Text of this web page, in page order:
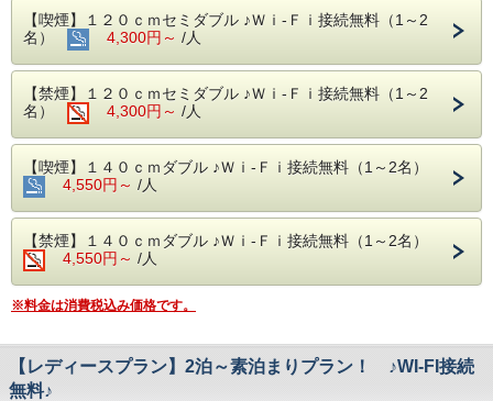
①スキンケア4点セット付き♪
②ヘアアイロンをお部屋に設置♪
①アクセス
JR新小岩駅北口より徒歩1分！東京の出張・研修・観光の拠
②インターネット環境
全室WI-FI接続無料・有線LANケーブルご用意しておりま
す。
※館内に洗剤のご用意はございませんのでご用意をお願い致
します。
※連泊の場合、途中清掃はございませんので予めご了承下さ
い。
（アメニティは宿泊日数×人数分ご用意致します。）
④連泊におススメ☆充実お部屋設備！
す。
バスアメニティ（シャンプー等）にはDHCをご用意。
⑤ホテル付近の便利なお店♪
【喫煙】１２０ｃｍセミダブル ♪Ｗｉ-Ｆｉ接続無料（1～2
名）
4,300円～ /人
【禁煙】１２０ｃｍセミダブル ♪Ｗｉ-Ｆｉ接続無料（1～2
名）
4,300円～ /人
【喫煙】１４０ｃｍダブル ♪Ｗｉ-Ｆｉ接続無料（1～2名）
4,550円～ /人
【禁煙】１４０ｃｍダブル ♪Ｗｉ-Ｆｉ接続無料（1～2名）
4,550円～ /人
※料金は消費税込み価格です。
【レディースプラン】2泊～素泊まりプラン！ ♪WI-FI接続
無料♪